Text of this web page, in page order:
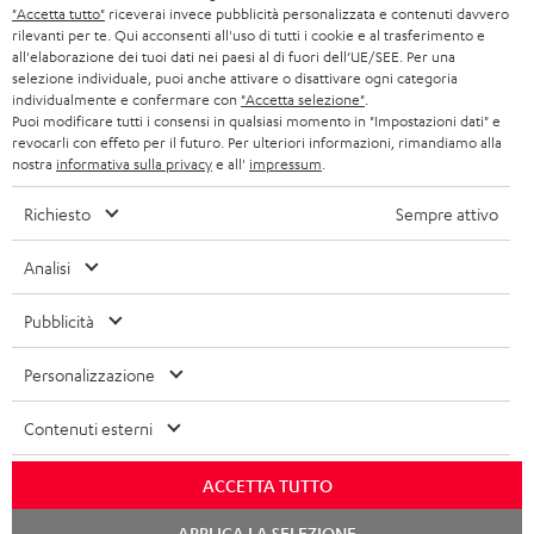
SET STEREO
ALTOPARLANTE
ULTIMA
CUFFIE IN-EAR
FANSHOP
NOVITÁ
NEGOZI
VANTAGGI TEUFEL
LA NOSTRA STORIA
MANAGEMENT
BELGIO
FRANCIA
POLONIA
ITALIA
ALTRI PAESI
Ci riserviamo il diritto di apportare modifiche relative a specifiche tecniche,
errori di battitura e omissioni. Gli accessori mostrati nelle nostre foto non sono
inclusi nella consegna. Eventuali costi di smaltimento delle batterie sono inclusi
"Accetta tutto" riceverai invece pubblicità personalizzata e contenuti davvero
rilevanti per te. Qui acconsenti all'uso di tutti i cookie e al trasferimento e
all'elaborazione dei tuoi dati nei paesi al di fuori dell’UE/SEE. Per una
selezione individuale, puoi anche attivare o disattivare ogni categoria
individualmente e confermare con "Accetta selezione"
Puoi modificare tutti i consensi in qualsiasi momento in "Impostazioni dati" e
revocarli con effeto per il futuro. Per ulteriori informazioni, rimandiamo alla
nostra informativa sulla privacye all' impressum
Richiesto Sempre attivo
Analisi
Pubblicità
Personalizzazione
Contenuti esterni
ACCETTA TUTTO